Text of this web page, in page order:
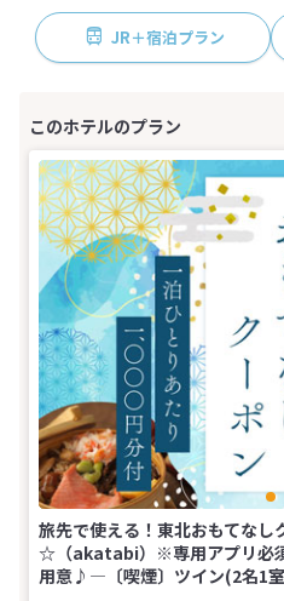
JR＋宿泊プラン
旅先で使える！東北おもてなし
☆（akatabi）※専用アプリ必
用意♪―〔喫煙〕ツイン(2名1